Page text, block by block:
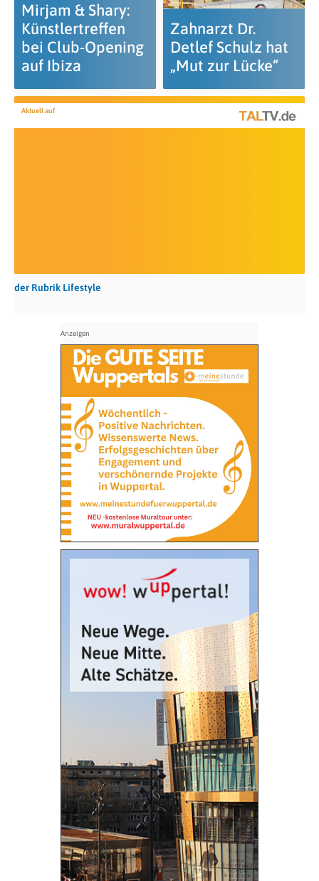
Mirjam & Shary:
Künstlertreffen
bei Club-Opening
auf Ibiza
Zahnarzt Dr.
Detlef Schulz hat
„Mut zur Lücke“
Aktuell auf
der Rubrik Lifestyle